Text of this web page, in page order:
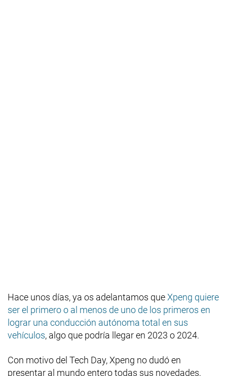
Hace unos días, ya os adelantamos queXpeng quiere
ser el primero o al menos de uno de los primeros en
lograr una conducción autónoma total en sus
vehículos, algo que podría llegar en 2023 o 2024.
Con motivo del Tech Day, Xpeng no dudó en
presentar al mundo entero todas sus novedades,